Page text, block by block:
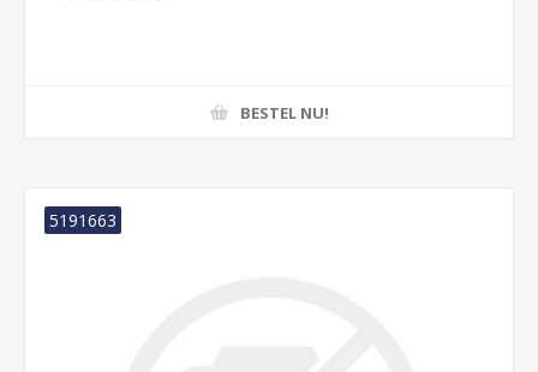
BESTEL NU!
5191663